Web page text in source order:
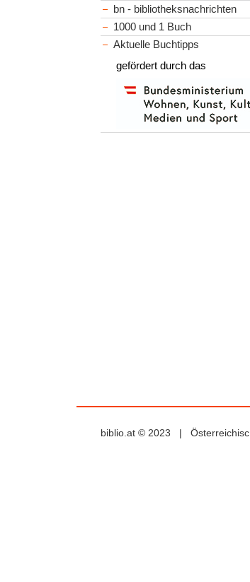
bn - bibliotheksnachrichten
1000 und 1 Buch
Aktuelle Buchtipps
gefördert durch das
biblio.at © 2023 |